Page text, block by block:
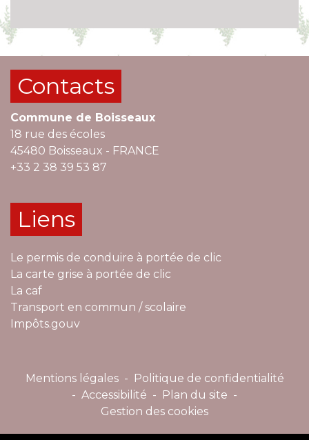
Contacts
Commune de Boisseaux
18 rue des écoles
45480 Boisseaux - FRANCE
+33 2 38 39 53 87
Liens
Le permis de conduire à portée de clic
La carte grise à portée de clic
La caf
Transport en commun / scolaire
Impôts.gouv
Mentions légales - Politique de confidentialité
- Accessibilité - Plan du site -
Gestion des cookies